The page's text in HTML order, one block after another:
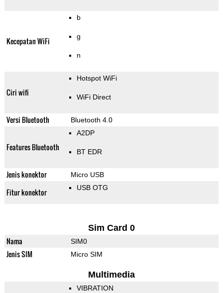
Kecepatan WiFi
b
g
n
Ciri wifi
Hotspot WiFi
WiFi Direct
Versi Bluetooth Bluetooth 4.0
Features Bluetooth
A2DP
BT EDR
Jenis konektor Micro USB
Fitur konektor USB OTG
Sim Card 0
Nama SIM0
Jenis SIM Micro SIM
Multimedia
VIBRATION